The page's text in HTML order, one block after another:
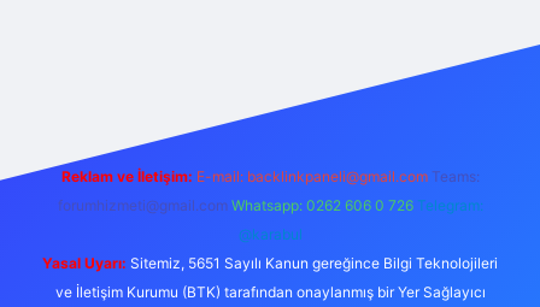
Reklam ve İletişim: E-mail: backlinkpaneli@gmail.com Teams:
forumhizmeti@gmail.com Whatsapp: 0262 606 0 726 Telegram:
@karabul
Yasal Uyarı: Sitemiz, 5651 Sayılı Kanun gereğince Bilgi Teknolojileri
ve İletişim Kurumu (BTK) tarafından onaylanmış bir Yer Sağlayıcı